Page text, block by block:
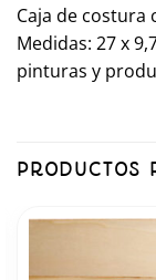
Caja de costura
Medidas: 27 x
pinturas y
PRODUCTOS